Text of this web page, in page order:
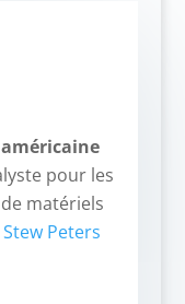
pour les
matériels
Stew Peters